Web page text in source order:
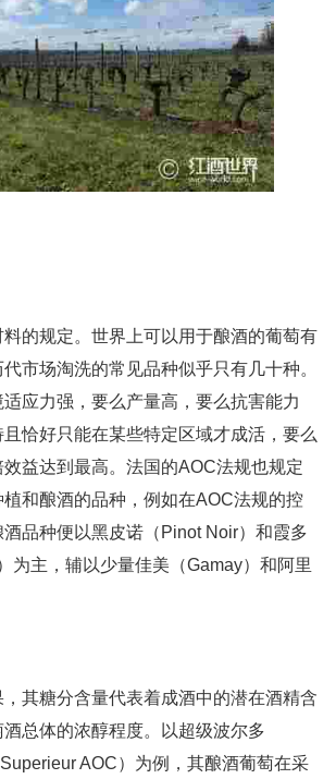
的规定。世界上可以用于酿酒的葡萄有
市场淘洗的常见品种似乎只有几十种。
应力强，要么产量高，要么抗害能力
恰好只能在某些特定区域才成活，要么
益达到最高。法国的AOC法规也规定
和酿酒的品种，例如在AOC法规的控
品种便以黑皮诺（Pinot Noir）和霞多
为主，辅以少量佳美（Gamay）和阿里
其糖分含量代表着成酒中的潜在酒精含
总体的浓醇程度。以超级波尔多
AOC）为例，其酿酒葡萄在采